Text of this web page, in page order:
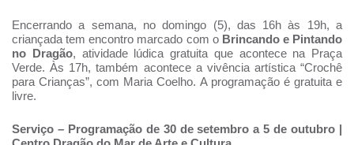
Encerrando a semana, no domingo (5), das 16h às 19h, a
criançada tem encontro marcado com o Brincando e Pintando
no Dragão, atividade lúdica gratuita que acontece na Praça
Verde. Às 17h, também acontece a vivência artística “Crochê
para Crianças”, com Maria Coelho. A programação é gratuita e
livre.
Serviço – Programação de 30 de setembro a 5 de outubro |